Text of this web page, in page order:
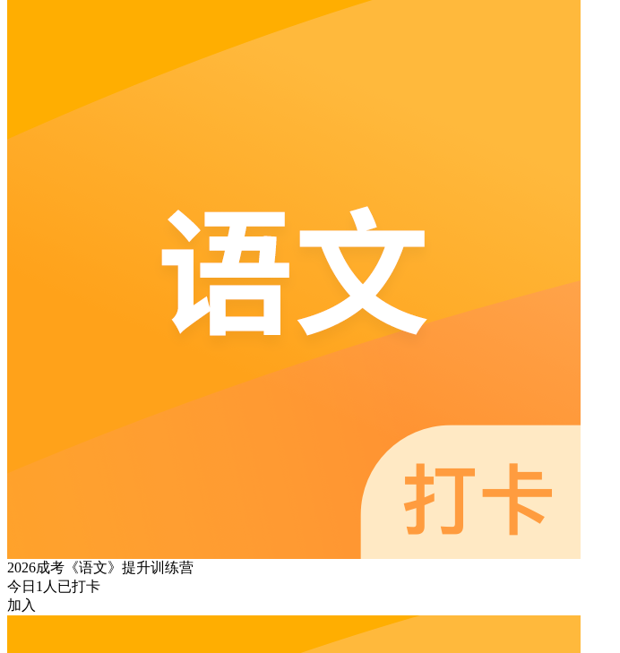
2026成考《语文》提升训练营
今日 1 人已打卡
加入